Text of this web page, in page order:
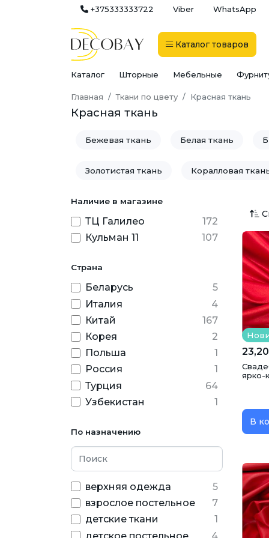
+375333333722 Viber WhatsApp
Каталог товаров
Каталог Шторные Мебельные
Главная Ткани по цвету Красная ткань
Красная ткань
Бежевая ткань Белая ткань
Золотистая ткань Коралловая
Оранжевая ткань
Серая ткань Серебристая ткань
Наличие в магазине
ТЦ Галилео
172
Кульман 11
107
Страна
Беларусь
5
Италия
4
Китай
167
Корея
2
Польша
1
Россия
1
Турция
64
Узбекистан
1
По назначению
верхняя одежда
5
взрослое постельное
7
детские ткани
1
детское постельное
4
ярко-
В